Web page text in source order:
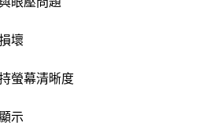
壞
螢幕清晰度
示